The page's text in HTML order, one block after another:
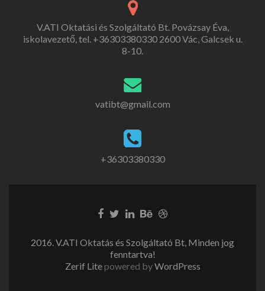
V.ATI Oktatási és Szolgáltató Bt. Povázsay Éva,
iskolavezető, tel. +36303380330 2600 Vác, Galcsek u.
8-10.
vatibt@gmail.com
+36303380330
2016. V.ATI Oktatás és Szolgáltató Bt, Minden jog
fenntartva!
Zerif Litepowered byWordPress